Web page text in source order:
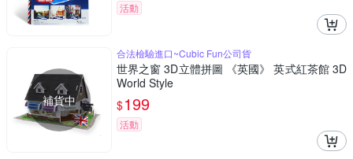
活動
補貨中
合法檢驗進口~Cubic Fun公司貨
世界之窗 3D立體拼圖 《英國》 英式紅茶館 3D
World Style
$199
活動